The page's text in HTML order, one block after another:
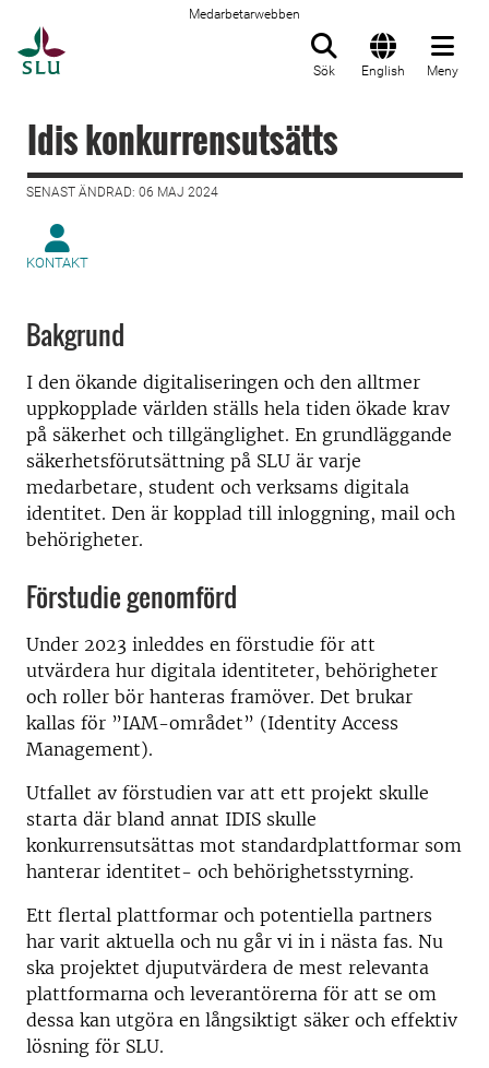
Medarbetarwebben
Sök English Meny
Idis konkurrensutsätts
SENAST ÄNDRAD: 06 MAJ 2024
KONTAKT
Bakgrund
I den ökande digitaliseringen och den alltmer
uppkopplade världen ställs hela tiden ökade krav
på säkerhet och tillgänglighet. En grundläggande
säkerhetsförutsättning på SLU är varje
medarbetare, student och verksams digitala
identitet. Den är kopplad till inloggning, mail och
behörigheter.
Förstudie genomförd
Under 2023 inleddes en förstudie för att
utvärdera hur digitala identiteter, behörigheter
och roller bör hanteras framöver. Det brukar
kallas för ”IAM-området” (Identity Access
Management).
Utfallet av förstudien var att ett projekt skulle
starta där bland annat IDIS skulle
konkurrensutsättas mot standardplattformar som
hanterar identitet- och behörighetsstyrning.
Ett flertal plattformar och potentiella partners
har varit aktuella och nu går vi in i nästa fas. Nu
ska projektet djuputvärdera de mest relevanta
plattformarna och leverantörerna för att se om
dessa kan utgöra en långsiktigt säker och effektiv
lösning för SLU.